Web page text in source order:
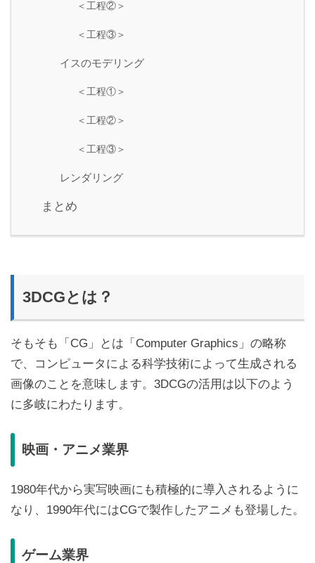
＜工程②＞
＜工程③＞
イスのモデリング
＜工程①＞
＜工程②＞
＜工程③＞
レンダリング
まとめ
3DCGとは？
そもそも「CG」とは「Computer Graphics」の略称
で、コンピュータによる科学技術によって生成される
画像のことを意味します。3DCGの活用は以下のよう
に多岐にわたります。
映画・アニメ業界
1980年代から実写映画にも積極的に導入されるように
なり、1990年代にはCGで製作したアニメも登場した。
ゲーム業界